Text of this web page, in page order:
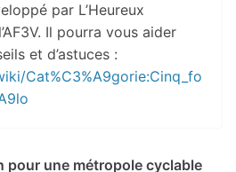
par L’Heureux
Il pourra vous aider
et d’astuces :
Cat%C3%A9gorie:Cinq_fo
pour une métropole cyclable